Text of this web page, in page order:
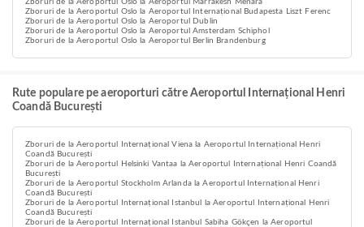
Zboruri de la Aeroportul Oslo la Aeroportul Marrakesh Menara
Zboruri de la Aeroportul Oslo la Aeroportul Internațional Budapesta Liszt Ferenc
Zboruri de la Aeroportul Oslo la Aeroportul Dublin
Zboruri de la Aeroportul Oslo la Aeroportul Amsterdam Schiphol
Zboruri de la Aeroportul Oslo la Aeroportul Berlin Brandenburg
Rute populare pe aeroporturi către Aeroportul Internațional Henri
Coandă București
Zboruri de la Aeroportul Internațional Viena la Aeroportul Internațional Henri
Coandă București
Zboruri de la Aeroportul Helsinki Vantaa la Aeroportul Internațional Henri Coandă
București
Zboruri de la Aeroportul Stockholm Arlanda la Aeroportul Internațional Henri
Coandă București
Zboruri de la Aeroportul Internațional Istanbul la Aeroportul Internațional Henri
Coandă București
Zboruri de la Aeroportul Internațional Istanbul Sabiha Gökçen la Aeroportul